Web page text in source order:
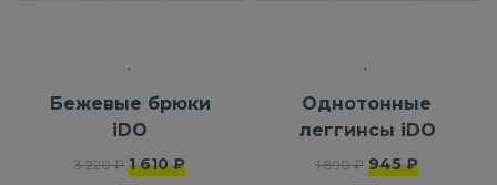
Бежевые брюки
iDO
3 220 ₽ 1 610 ₽
Однотонные
леггинсы iDO
1 890 ₽ 945 ₽